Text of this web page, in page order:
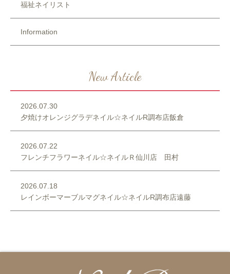
福祉ネイリスト
Information
New Article
2026.07.30
夕焼けオレンジグラデネイル☆ネイルR調布店飯倉
2026.07.22
フレンチフラワーネイル☆ネイルＲ仙川店 田村
2026.07.18
レインボーマーブルマグネイル☆ネイルR調布店遠藤